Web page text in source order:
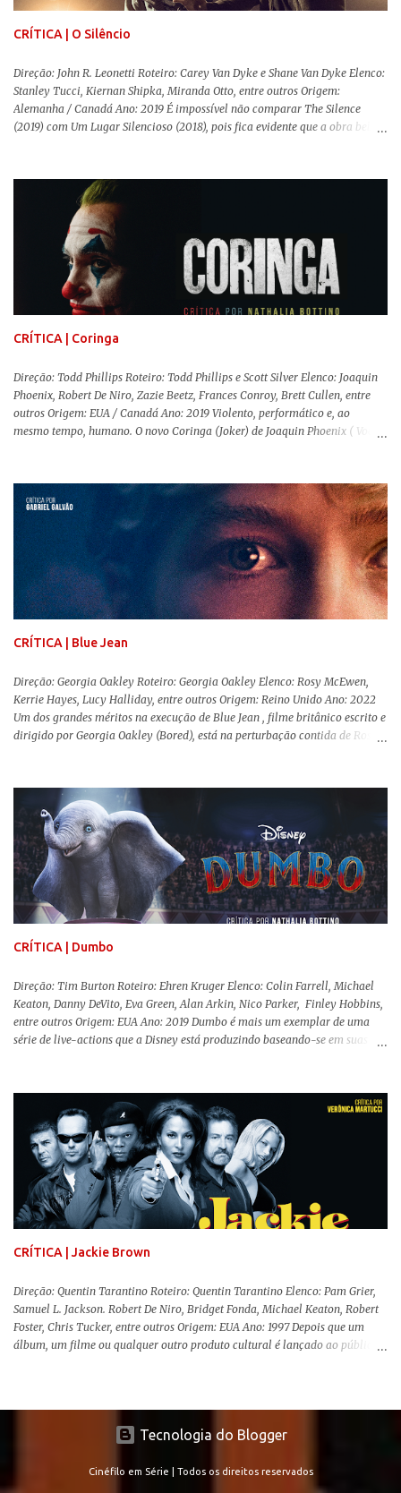
CRÍTICA | O Silêncio
Direção: John R. Leonetti Roteiro: Carey Van Dyke e Shane Van Dyke Elenco:
Stanley Tucci, Kiernan Shipka, Miranda Otto, entre outros Origem:
Alemanha / Canadá Ano: 2019 É impossível não comparar The Silence
(2019) com Um Lugar Silencioso (2018), pois fica evidente que a obra bebe
reproduzir alguns elementos que consograram a obra de John Krasinski
(The Office). Aqui os “monstros” com audições aguçadas eram seres da
Terra que estavam presos por séculos em uma caverna recém descoberta,
libertando-os pelo mundo. O espectador acompanha uma família que tem
uma pequena vantagem em relação às outras pessoas. Adivinhem? Sabem
viver em silêncio pelo fato da filha mais velha ser surda. Para aqueles que
amam filmes com temática apocalíptica, a produção pode até funcionar
como entretenimento mediano. Todo o cenário de fuga, pânico col...
CRÍTICA | Coringa
Direção: Todd Phillips Roteiro: Todd Phillips e Scott Silver Elenco: Joaquin
Phoenix, Robert De Niro, Zazie Beetz, Frances Conroy, Brett Cullen, entre
outros Origem: EUA / Canadá Ano: 2019 Violento, performático e, ao
mesmo tempo, humano. O novo Coringa (Joker) de Joaquin Phoenix ( Você
Comics . É importante ressaltar que este não é um filme de herói. E muito
menos de vilão. O longa de Todd Phillips (Se Beber, Não Case!) segue uma
trajetória profunda do reflexo da corrupção da sociedade na vida de um ser
humano, capaz de causar perturbação e desconforto do inicio ao fim da
projeção, e por mais um bom tempo após deixar o cinema. Trata-se de
uma obra difícil de ser "digerida", pois lida com temas sensíveis, como
abuso, doença mental, bullying e violência física. Todo esse turbilhão de
informações molda a mente d...
CRÍTICA | Blue Jean
Direção: Georgia Oakley Roteiro: Georgia Oakley Elenco: Rosy McEwen,
Kerrie Hayes, Lucy Halliday, entre outros Origem: Reino Unido Ano: 2022
Um dos grandes méritos na execução de Blue Jean , filme britânico escrito e
dirigido por Georgia Oakley (Bored), está na perturbação contida de Rosy
movimentos e falas, equilibrada numa frágil neutralidade entre seu
trabalho e seus afetos, passando noites bebendo e jogando sinuca com seu
grupo de amigas lésbicas e sua amante. É imperativo para ela que ambos
os mundos não se cruzem de modo algum, pois o período histórico no qual
a história se passa - 1988 na Inglaterra - é de um contexto profundamente
conservador e hostil a pessoas queer. Com o governo liderado pela então
primeira-ministra Margaret Tatcher usando recursos supostamente
constitucionais para mobilizar campanhas agressivas ao modo de vida
CRÍTICA | Dumbo
Direção: Tim Burton Roteiro: Ehren Kruger Elenco: Colin Farrell, Michael
Keaton, Danny DeVito, Eva Green, Alan Arkin, Nico Parker, Finley Hobbins,
entre outros Origem: EUA Ano: 2019 Dumbo é mais um exemplar de uma
série de live-actions que a Disney está produzindo baseando-se em suas
remake , já que a história do elefantinho voador foi reinventada de forma
mais realista, se adequando perfeitamente a proposta. Não há animais
falantes, por exemplo, mas nem por isso o tom lúdico e infantil é deixado
de lado. Apesar da relevância histórica, o filme supera a animação original
em termos visuais e narrativos, , superando a animação original em termos
visuais e narrativos. A história começa quando o pai das crianças, Holt
Ferrier (Colin Farrell), uma ex-estrela de circo, volta da guerra e se depara
com os filhos de...
CRÍTICA | Jackie Brown
Direção: Quentin Tarantino Roteiro: Quentin Tarantino Elenco: Pam Grier,
Samuel L. Jackson. Robert De Niro, Bridget Fonda, Michael Keaton, Robert
Foster, Chris Tucker, entre outros Origem: EUA Ano: 1997 Depois que um
álbum, um filme ou qualquer outro produto cultural é lançado ao público
Tarantino ( Era Uma Vez em... Hollywood ) é um bom exemplo disso. Com o
diretor alavancou de forma absurda, e que viria a ser questionada em seu
terceiro longa, Jackie Brown (1997). Tarantino se propôs a adaptar a obra
Tecnologia do Blogger
Cinéfilo em Série | Todos os direitos reservados